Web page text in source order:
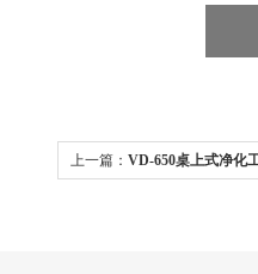
上一篇： VD-650桌上式净化